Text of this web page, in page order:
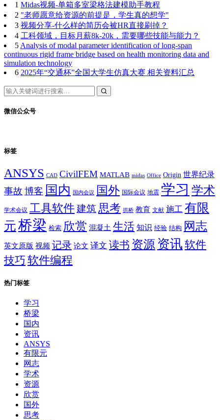
1 Midas视频-单箱多室梁格法建模助手教程
2 "老师愿意给资源的前提是，学生真的想学"
3 视频分享-什么样的简历会被HR直接刷掉？
4 工科领域，目标月薪8k-20k，需要哪些技能与能力？
5 Analysis of modal parameter identification of long-span
continuous rigid frame bridge based on health monitoring data and
simulation technology
6 2025年“交通杯”全国大学生仿真大赛 相关资料汇总
微信公众号
标签
ANSYS CAD CivilFEM MATLAB midas Office Origin 世界纪录
事故 博客 国内 国内会议 国外 国际会议 地震 学习 学术
学术会议 工具软件建筑 思考 拱桥 教育 文献 施工 有限
元桥梁 检索 欣赏 混凝土 生活 知识 经验 结构 网志
英文原版 视频 记录 论文 译文 读书 资源 资讯 软件
技巧 软件编程
热门标签
学习
桥梁
国内
资讯
ANSYS
有限元
网志
学术
资源
欣赏
国外
思考